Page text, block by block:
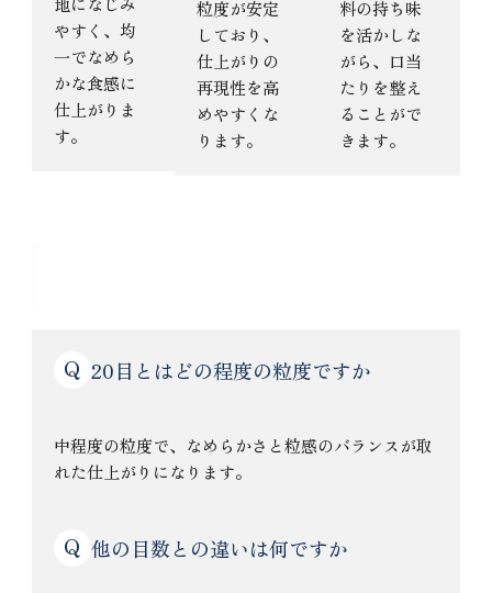
やすく、均
一でなめら
かな食感に
仕上がりま
す。
粒度が安定
しており、
仕上がりの
再現性を高
めやすくな
ります。
料の持ち味
を活かしな
がら、口当
たりを整え
ることがで
きます。
Q 20目とはどの程度の粒度ですか
中程度の粒度で、なめらかさと粒感のバランスが取
れた仕上がりになります。
Q 他の目数との違いは何ですか